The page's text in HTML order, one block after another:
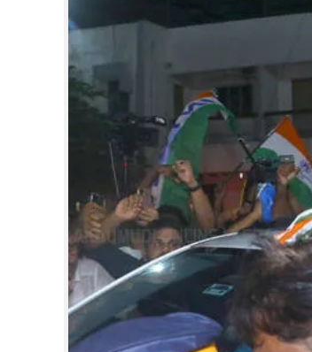
SPIRITUAL